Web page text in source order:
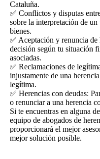
Cataluña.
✅ Conflictos y disputas
sobre la interpretación de
bienes.
✅ Aceptación y renuncia
decisión según tu situación
asociadas.
✅ Reclamaciones de
injustamente de una
legítima.
✅ Herencias con deudas:
o renunciar a una herencia
Si te encuentras en alguna
equipo de abogados de
proporcionará el mejor
mejor solución posible.